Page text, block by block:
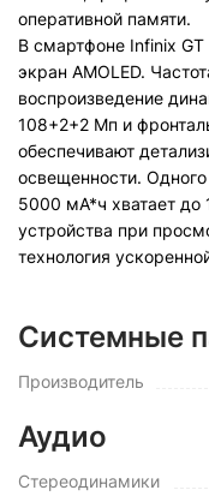
оперативной памяти.
В смартфоне Infinix
экран AMOLED.
воспроизведение
108+2+2 Мп и
обеспечивают
освещенности.
5000 мА*ч хватает до
устройства при
технология
Системные
Производитель
Аудио
Стереодинамики